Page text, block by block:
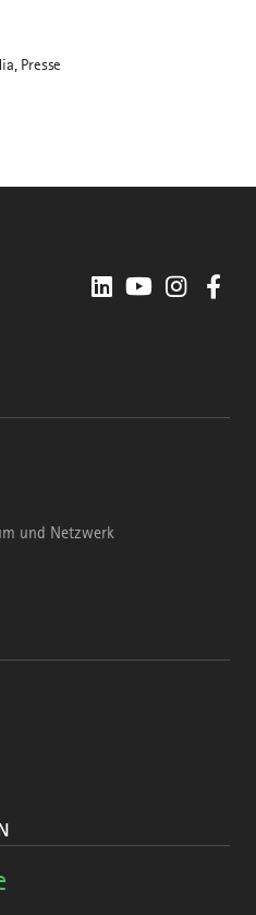
Presse
LinkedInYouTube
und Netzwerk